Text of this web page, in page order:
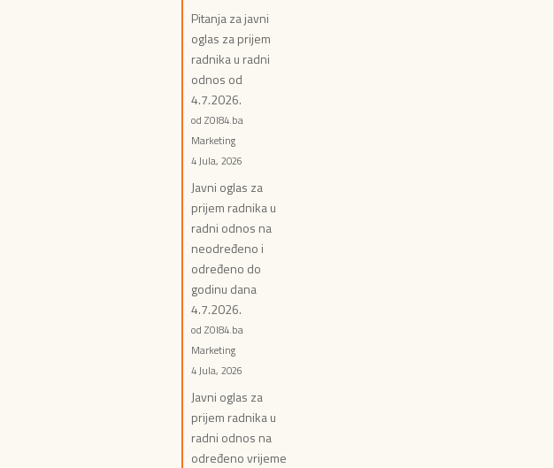
Pitanja za javni
oglas za prijem
radnika u radni
odnos od
4.7.2026.
od ZOI84.ba
Marketing
4 Jula, 2026
Javni oglas za
prijem radnika u
radni odnos na
neodređeno i
određeno do
godinu dana
4.7.2026.
od ZOI84.ba
Marketing
4 Jula, 2026
Javni oglas za
prijem radnika u
radni odnos na
određeno vrijeme